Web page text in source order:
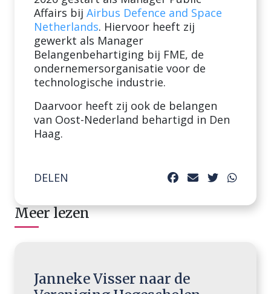
Affairs bij Airbus Defence and Space
Netherlands. Hiervoor heeft zij
gewerkt als Manager
Belangenbehartiging bij FME, de
ondernemersorganisatie voor de
technologische industrie.
Daarvoor heeft zij ook de belangen
van Oost-Nederland behartigd in Den
Haag.
DELEN
Meer lezen
Janneke Visser naar de